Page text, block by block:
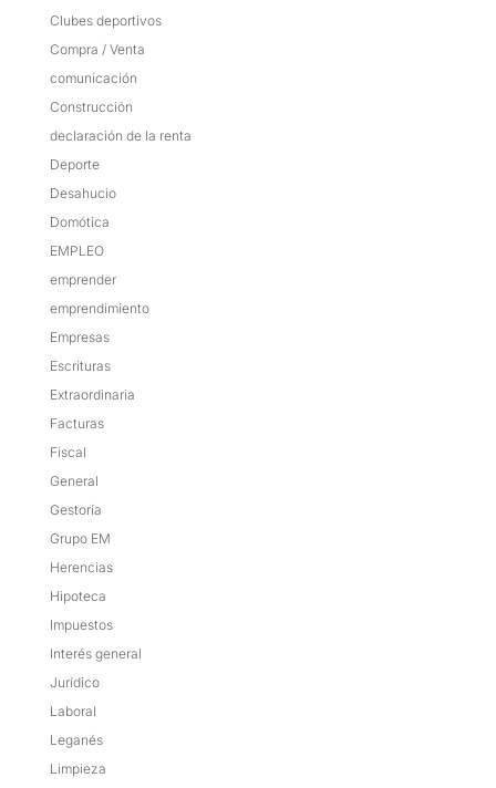
Clubes deportivos
Compra / Venta
comunicación
Construcción
declaración de la renta
Deporte
Desahucio
Domótica
EMPLEO
emprender
emprendimiento
Empresas
Escrituras
Extraordinaria
Facturas
Fiscal
General
Gestoría
Grupo EM
Herencias
Hipoteca
Impuestos
Interés general
Jurídico
Laboral
Leganés
Limpieza